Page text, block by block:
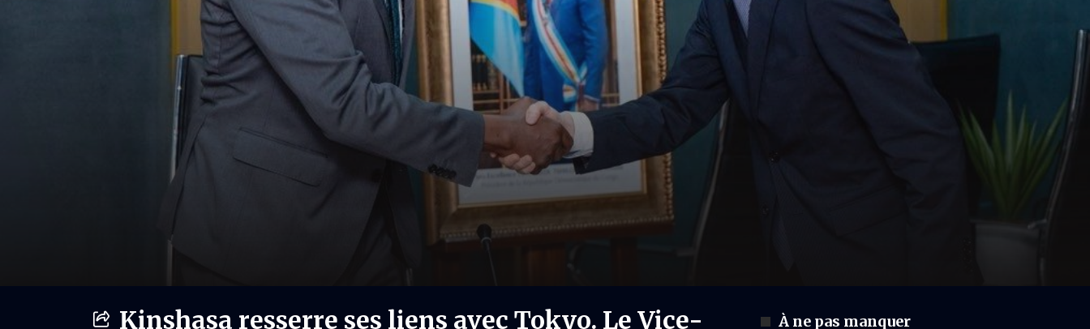
Kinshasa resserre ses liens avec Tokyo. Le Vice-
À ne pas manquer